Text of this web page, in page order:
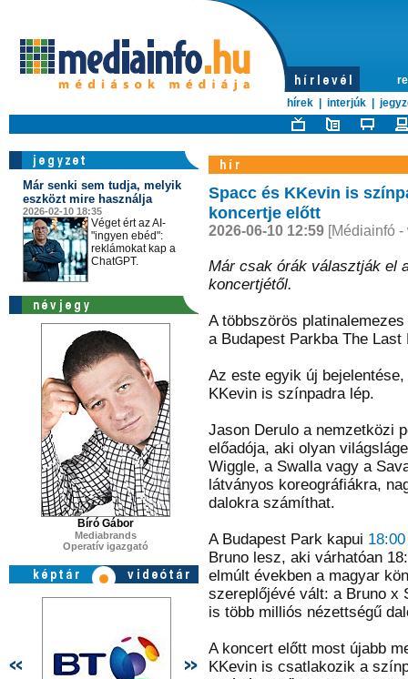
hírek
interjúk
Már senki sem tudja, melyik
eszközt mire használja
2026-02-10 18:35
Véget ért az AI-
"ingyen ebéd":
reklámokat kap a
ChatGPT.
Bíró Gábor
Mediabrands
Operatív igazgató
Spacc és KKevin is
koncertje előtt
2026-06-10 12:59[Médiainfó -
Már csak órák választják el
koncertjétől.
A többszörös
a Budapest Parkba The
Az este egyik új
KKevin is színpadra lép.
Jason Derulo a nemzetközi
előadója, aki olyan
Wiggle, a Swalla vagy a
látványos koreográfiákra,
dalokra számíthat.
A Budapest Park kapui
Bruno lesz, aki várhatóan
elmúlt években a magyar
szereplőjévé vált: a Bruno x
is több milliós nézettségű
A koncert előtt most újabb
KKevin is csatlakozik a